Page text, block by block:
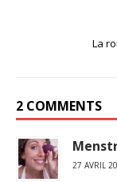
La
2 COMMENTS
27 AVRIL